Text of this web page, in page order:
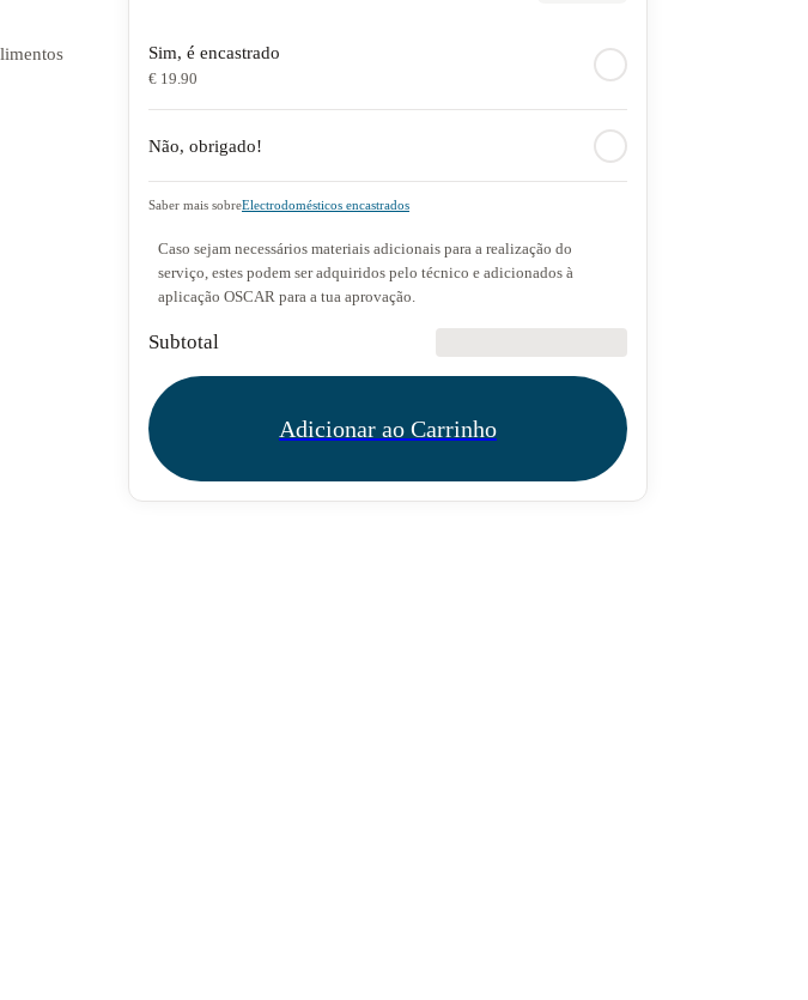
Sim, é encastrado
€ 19.90
Não, obrigado!
Saber mais sobreElectrodomésticos encastrados
Caso sejam necessários materiais adicionais para a realização do
serviço, estes podem ser adquiridos pelo técnico e adicionados à
aplicação OSCAR para a tua aprovação.
Subtotal
Adicionar ao Carrinho